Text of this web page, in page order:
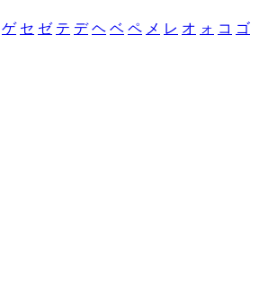
ゲ セ ゼ テ デ ヘ ベ ペ メ レ オ ォ コ ゴ